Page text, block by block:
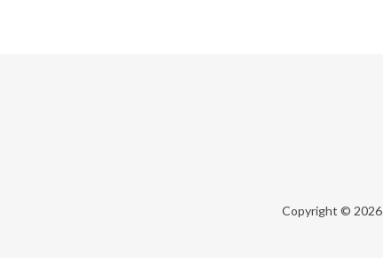
Copyright © 2026